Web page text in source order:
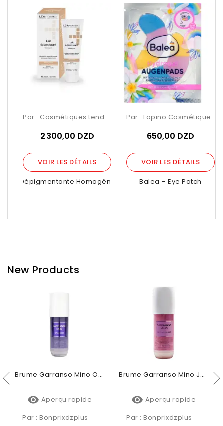
Dépigmentante Homogénéise La...
Par : Cosmétiques tendance Birkhadem
2 300,00 DZD
VOIR LES DÉTAILS
Balea – Eye Patch
Par : Lapino Cosmétique
650,00 DZD
VOIR LES DÉTAILS
New Products
Brume Garranso Mino Orchidée 250ml
 Aperçu rapide
Par : Bonprixdzplus
Brume Garranso Mino Jardin De Rio 250ml
 Aperçu rapide
Par : Bonprixdzplus